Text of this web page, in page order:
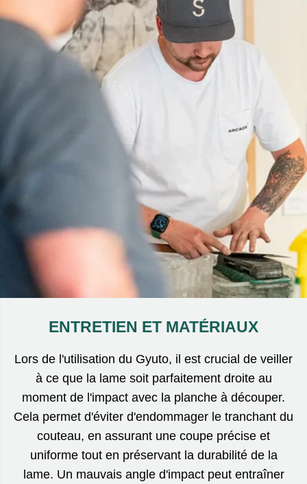
ENTRETIEN ET MATÉRIAUX
Lors de l'utilisation du Gyuto, il est crucial de veiller
à ce que la lame soit parfaitement droite au
moment de l'impact avec la planche à découper.
Cela permet d'éviter d'endommager le tranchant du
couteau, en assurant une coupe précise et
uniforme tout en préservant la durabilité de la
lame. Un mauvais angle d'impact peut entraîner